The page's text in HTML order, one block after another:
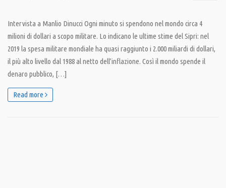
Intervista a Manlio Dinucci Ogni minuto si spendono nel mondo circa 4
milioni di dollari a scopo militare. Lo indicano le ultime stime del Sipri: nel
2019 la spesa militare mondiale ha quasi raggiunto i 2.000 miliardi di dollari,
il più alto livello dal 1988 al netto dell’inflazione. Così il mondo spende il
denaro pubblico, […]
Read more